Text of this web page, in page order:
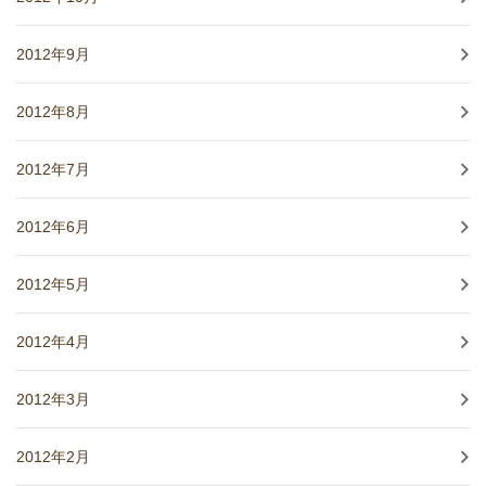
2012年9月
2012年8月
2012年7月
2012年6月
2012年5月
2012年4月
2012年3月
2012年2月